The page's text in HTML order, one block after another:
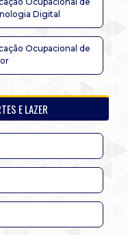
Digital
Ocupacional de
E LAZER